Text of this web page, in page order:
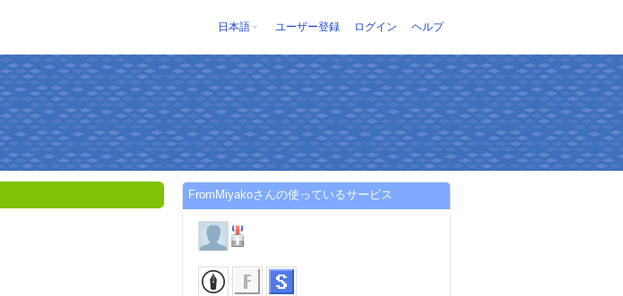
日本語 ユーザー登録 ログイン ヘルプ
FromMiyakoさんの使っているサービス